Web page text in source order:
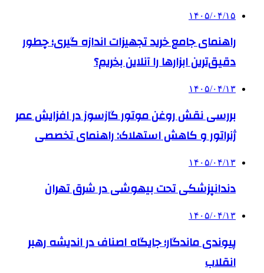
۱۴۰۵/۰۴/۱۵
راهنمای جامع خرید تجهیزات اندازه گیری؛ چطور
دقیق‌ترین ابزارها را آنلاین بخریم؟
۱۴۰۵/۰۴/۱۳
بررسی نقش روغن موتور گازسوز در افزایش عمر
ژنراتور و کاهش استهلاک: راهنمای تخصصی
۱۴۰۵/۰۴/۱۳
دندانپزشکی تحت بیهوشی در شرق تهران
۱۴۰۵/۰۴/۱۳
پیوندی ماندگار؛ جایگاه اصناف در اندیشه رهبر
انقلاب